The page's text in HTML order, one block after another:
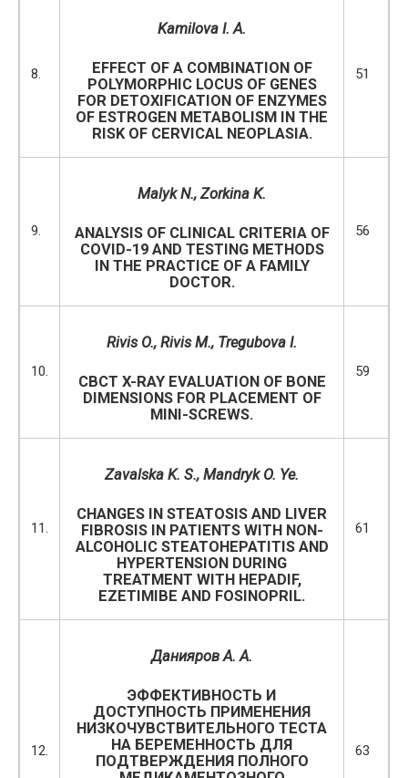
8.
Kamilova I. A.
EFFECT OF A COMBINATION OF
POLYMORPHIC LOCUS OF GENES
FOR DETOXIFICATION OF ENZYMES
OF ESTROGEN METABOLISM IN THE
RISK OF CERVICAL NEOPLASIA.
51
9.
Malyk N., Zorkina K.
ANALYSIS OF CLINICAL CRITERIA OF
COVID-19 AND TESTING METHODS
IN THE PRACTICE OF A FAMILY
DOCTOR.
56
10.
Rivis O., Rivis M., Tregubova I.
CBCT X-RAY EVALUATION OF BONE
DIMENSIONS FOR PLACEMENT OF
MINI-SCREWS.
59
11.
Zavalska K. S., Mandryk O. Ye.
CHANGES IN STEATOSIS AND LIVER
FIBROSIS IN PATIENTS WITH NON-
ALCOHOLIC STEATOHEPATITIS AND
HYPERTENSION DURING
TREATMENT WITH HEPADIF,
EZETIMIBE AND FOSINOPRIL.
61
12.
Данияров А. А.
ЭФФЕКТИВНОСТЬ И
ДОСТУПНОСТЬ ПРИМЕНЕНИЯ
НИЗКОЧУВСТВИТЕЛЬНОГО ТЕСТА
НА БЕРЕМЕННОСТЬ ДЛЯ
ПОДТВЕРЖДЕНИЯ ПОЛНОГО
63